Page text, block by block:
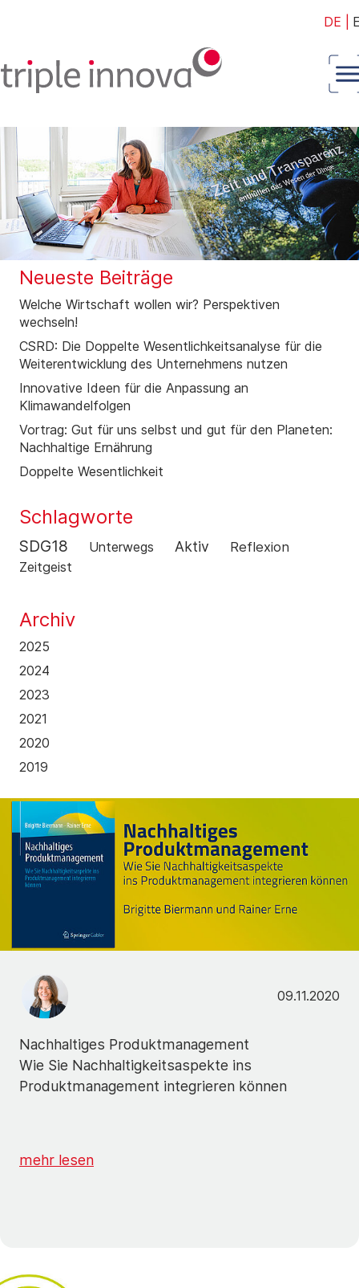
DE
09.11.2020
Nachhaltiges Produktmanagement
Wie Sie Nachhaltigkeitsaspekte ins
Produktmanagement integrieren können
mehr lesen
Neueste Beiträge
Welche Wirtschaft wollen wir? Perspektiven
wechseln!
CSRD: Die Doppelte Wesentlichkeitsanalyse für die
Weiterentwicklung des Unternehmens nutzen
Innovative Ideen für die Anpassung an
Klimawandelfolgen
Vortrag: Gut für uns selbst und gut für den Planeten:
Nachhaltige Ernährung
Doppelte Wesentlichkeit
Schlagworte
SDG18 Unterwegs Aktiv
Reflexion
Zeitgeist
Archiv
2025
2024
2023
2021
2020
2019